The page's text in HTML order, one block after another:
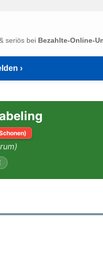
seriös bei Bezahlte-Online-
›